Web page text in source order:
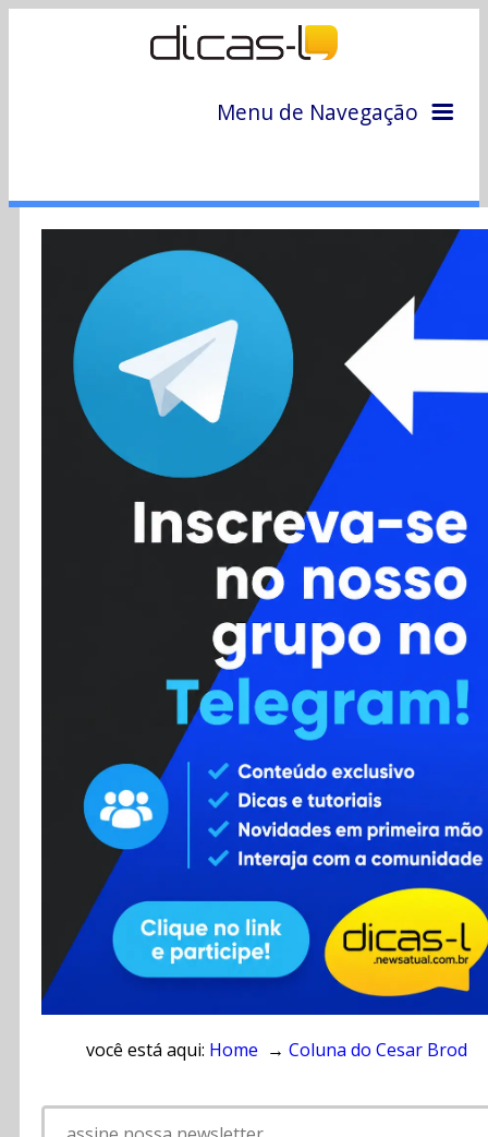
Menu de Navegação
Colunas
Colaboradores
Cursos
Enviar Dica
Contato
RSS
você está aqui: Home → Coluna do Cesar Brod